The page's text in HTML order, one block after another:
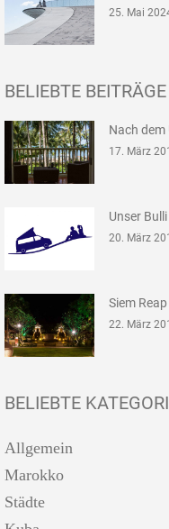
25. Mai
BELIEBTE BEITRÄGE
Nach dem
17. März
Unser
20. März
Siem
22. März
BELIEBTE
Allgemein
Marokko
Städte